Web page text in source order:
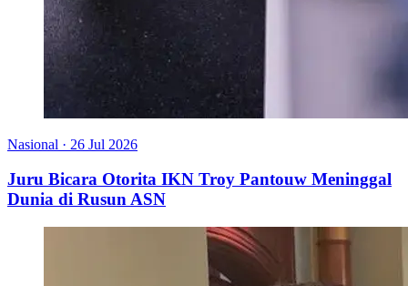
Nasional · 26 Jul 2026
Juru Bicara Otorita IKN Troy Pantouw Meninggal
Dunia di Rusun ASN